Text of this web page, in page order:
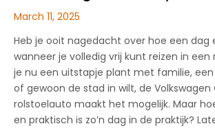
March 11, 2025
Heb je ooit nagedacht over hoe een dag
wanneer je volledig vrij kunt reizen in
je nu een uitstapje plant met familie,
of gewoon de stad in wilt, de Volkswagen
rolstoelauto maakt het mogelijk. Maar
en praktisch is zo’n dag in de praktijk?